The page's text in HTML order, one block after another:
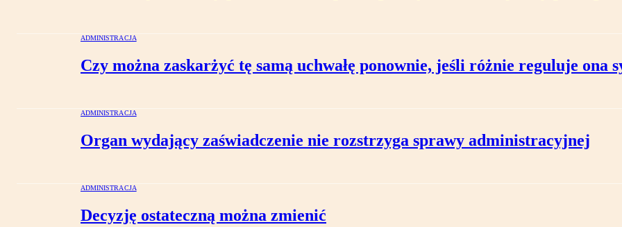
ADMINISTRACJA
Czy można zaskarżyć tę samą uchwałę ponownie, jeśli różnie reguluje ona
ADMINISTRACJA
Organ wydający zaświadczenie nie rozstrzyga sprawy administracyjnej
ADMINISTRACJA
Decyzję ostateczną można zmienić